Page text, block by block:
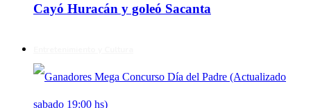
Cayó Huracán y goleó Sacanta